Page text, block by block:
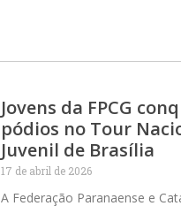
Jovens da FPCG
pódios no Tour
Juvenil de Brasília
17 de abril de 2026
A Federação Paranaense e